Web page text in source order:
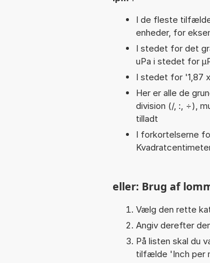
I de fleste
enheder, for
I stedet for det
uPa i stedet for
I stedet for '1,87
Her er alle de
division (/, :, ÷),
tilladt
I forkortelserne
eller: Brug af
Vælg den rette
Angiv derefter
På listen skal du
tilfælde 'Inch per